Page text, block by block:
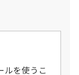
ルを使うこ